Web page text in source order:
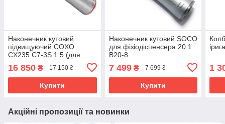
Наконечник кутовий
підвищуючий COXO
CX235 C7-3S 1:5 (для
16 850 ₴ 17 150 ₴
Купити
Наконечник кутовий SOCO
для фізіодіспенсера 20:1
B20-8
7 499₴ 7 699 ₴
Купити
1
Акційні пропозиції та новинки